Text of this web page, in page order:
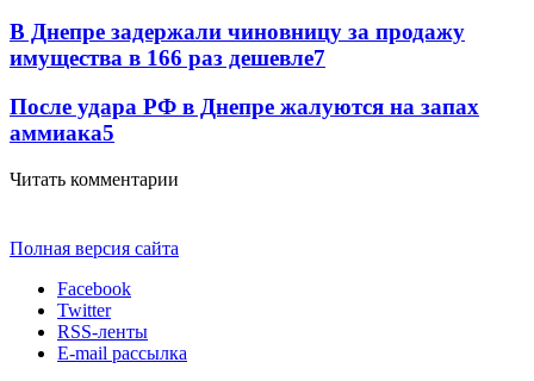
В Днепре задержали чиновницу за продажу
имущества в 166 раз дешевле7
После удара РФ в Днепре жалуются на запах
аммиака5
Читать комментарии
Полная версия сайта
Facebook
Twitter
RSS-ленты
E-mail рассылка